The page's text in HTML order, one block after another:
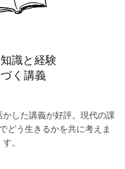
識と経験
く講義
した講義が好評。現代の課
どう生きるかを共に考えま
す。